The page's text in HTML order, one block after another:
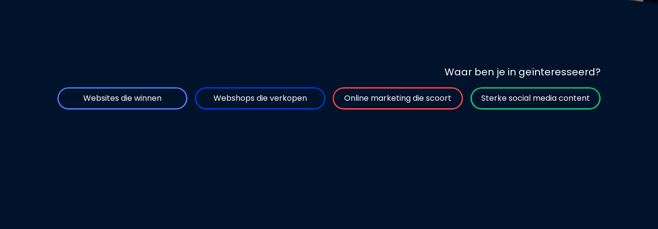
Waar ben je in geïnteresseerd?
Websites die winnen Webshops die verkopen Online marketing die scoort Sterke social media content